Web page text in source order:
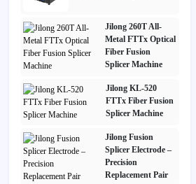
Jilong 260T All-
Metal FTTx Optical
Fiber Fusion
Splicer Machine
Jilong KL-520
FTTx Fiber Fusion
Splicer Machine
Jilong Fusion
Splicer Electrode –
Precision
Replacement Pair